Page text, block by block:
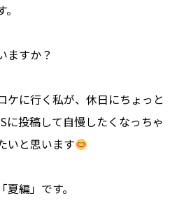
ますか？
ケに行く私が、休日にちょっと
に投稿して自慢したくなっちゃ
いと思います
編」です。